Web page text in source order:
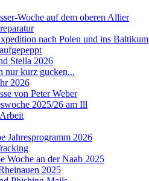
Woche auf dem oberen Allier
nach Polen und ins Baltikum
Stella 2026
nur kurz gucken...
2026
von Peter Weber
2025/26 am Ill
Jahresprogramm 2026
Woche an der Naab 2025
2025